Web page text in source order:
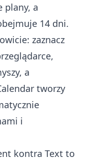
plany, a
14 dni.
zaznacz
a
tworzy
i
kontra Text to